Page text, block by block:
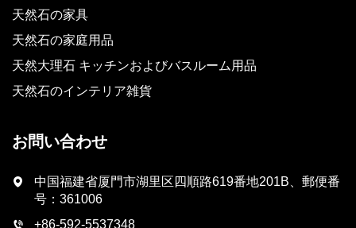
天然石の家具
天然石の家庭用品
天然大理石 キッチンおよびバスルーム用品
天然石のインテリア雑貨
お問い合わせ
中国福建省厦門市湖里区四順路619番地201B、郵便番
号：361006
+86-592-5537348